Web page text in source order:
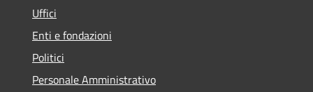
Uffici
Enti e fondazioni
Politici
Personale Amministrativo